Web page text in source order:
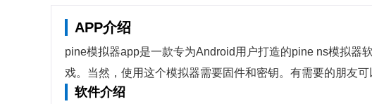
APP介绍
pine模拟器app是一款专为Android用户打造的pine ns模拟器
戏。当然，使用这个模拟器需要固件和密钥。有需要的朋友可
软件介绍